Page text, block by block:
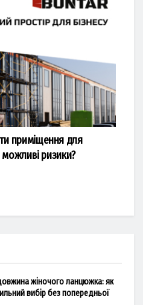
приміщення для
можливі ризики?
жіночого ланцюжка: як
вибір без попередньої